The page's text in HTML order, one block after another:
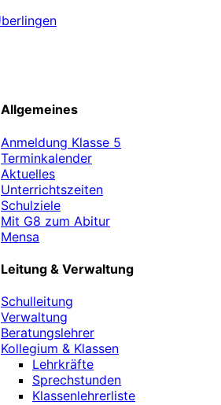
Allgemeines
Anmeldung Klasse 5
Terminkalender
Aktuelles
Unterrichtszeiten
Schulziele
Mit G8 zum Abitur
Mensa
Leitung & Verwaltung
Schulleitung
Verwaltung
Beratungslehrer
Kollegium & Klassen
Lehrkräfte
Sprechstunden
Klassenlehrerliste